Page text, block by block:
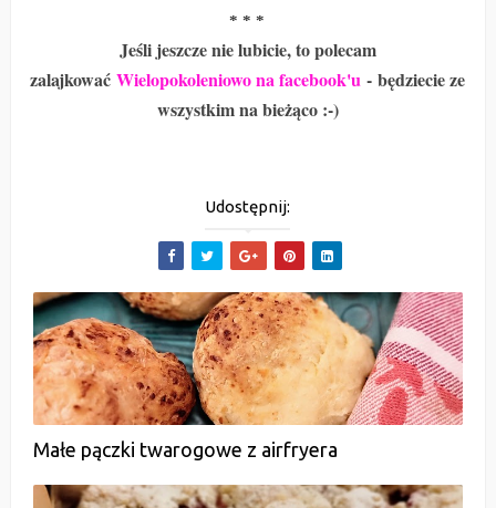
* * *
Jeśli jeszcze nie lubicie, to polecam
zalajkowaćWielopokoleniowo na facebook'u -będziecie ze
wszystkim na bieżąco :-)
Udostępnij:
Małe pączki twarogowe z airfryera